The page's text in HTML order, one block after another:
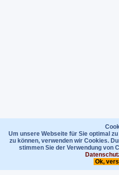
Um unsere Webseite für Sie optimal
zu können, verwenden wir Cookies.
stimmen Sie der Verwendung von
Ok,